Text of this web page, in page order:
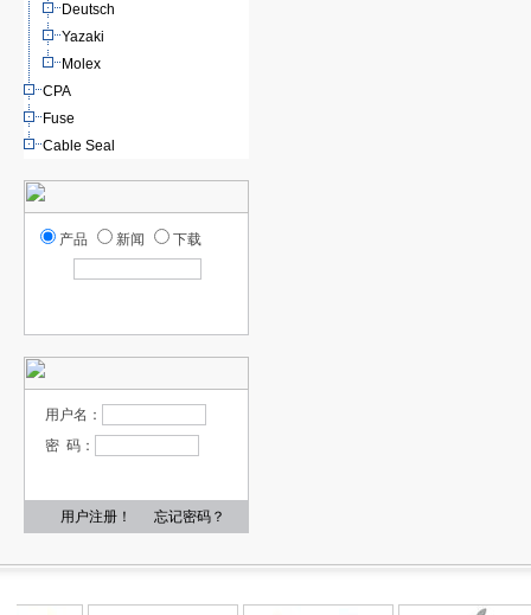
Deutsch
Yazaki
Molex
CPA
Fuse
Cable Seal
产品 新闻 下载
用户名：
密 码：
用户注册！ 忘记密码？